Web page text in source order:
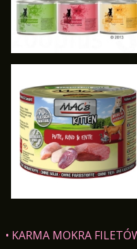
• KARMA MOKRA